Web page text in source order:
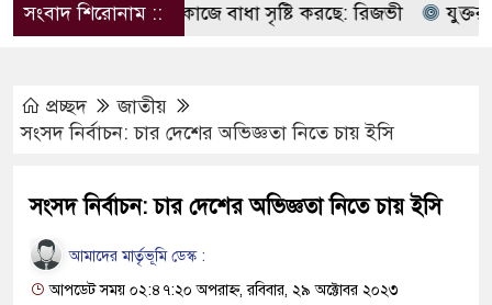
সংবাদ শিরোনাম ::
সরকারের কাজে বাধা সৃষ্টি করছে: রিজভী যুক্তরাষ্ট্রে
প্রচ্ছদ
জাতীয়
সংসদ নির্বাচন: চার দেশের অভিজ্ঞতা নিতে চায় ইসি
সংসদ নির্বাচন: চার দেশের অভিজ্ঞতা নিতে চায় ইসি
আমাদের মার্তৃভূমি ডেস্ক :
আপডেট সময় ০২:৪৭:২০ অপরাহ্ন, রবিবার, ২৯ অক্টোবর ২০২৩